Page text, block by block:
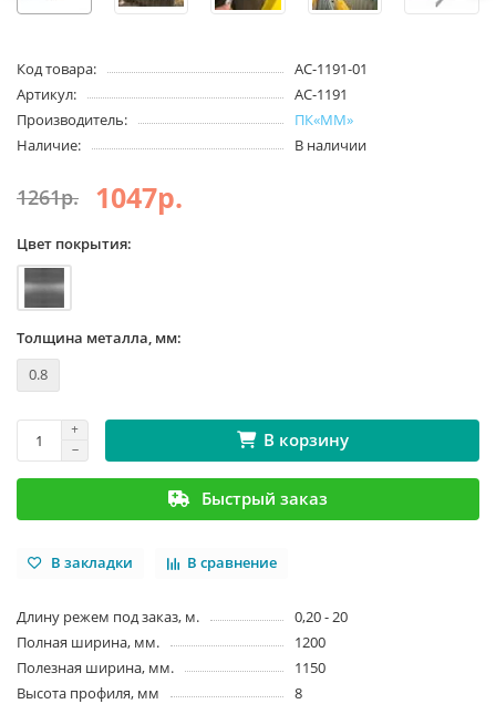
Код товара:
АС-1191-01
Артикул:
АС-1191
Производитель:
ПК«ММ»
Наличие:
В наличии
1261р. 1047р.
Цвет покрытия:
Толщина металла, мм:
0.8
В корзину
Быстрый заказ
В закладки В сравнение
Длину режем под заказ, м.
0,20 - 20
Полная ширина, мм.
1200
Полезная ширина, мм.
1150
Высота профиля, мм
8